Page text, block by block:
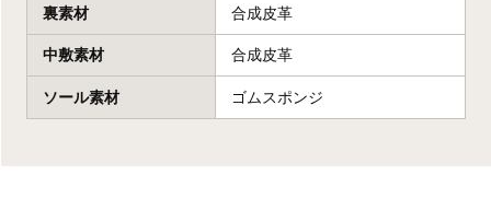
裏素材 合成皮革
中敷素材 合成皮革
ソール素材 ゴムスポンジ